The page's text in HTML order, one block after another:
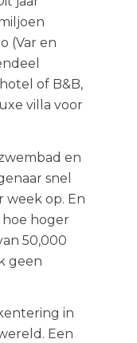
(Var en
of B&B,
villa voor
en
snel
week op. En
hoe hoger
50,000
geen
in
Een